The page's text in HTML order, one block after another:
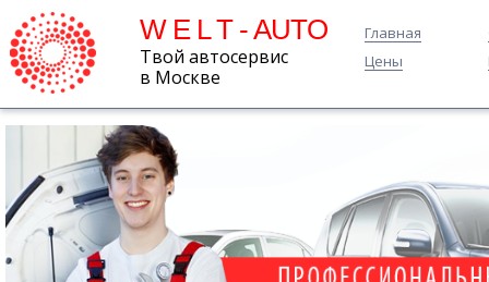
W E L T - AUTO
Твой автосервис
в Москве
Главная
Цены